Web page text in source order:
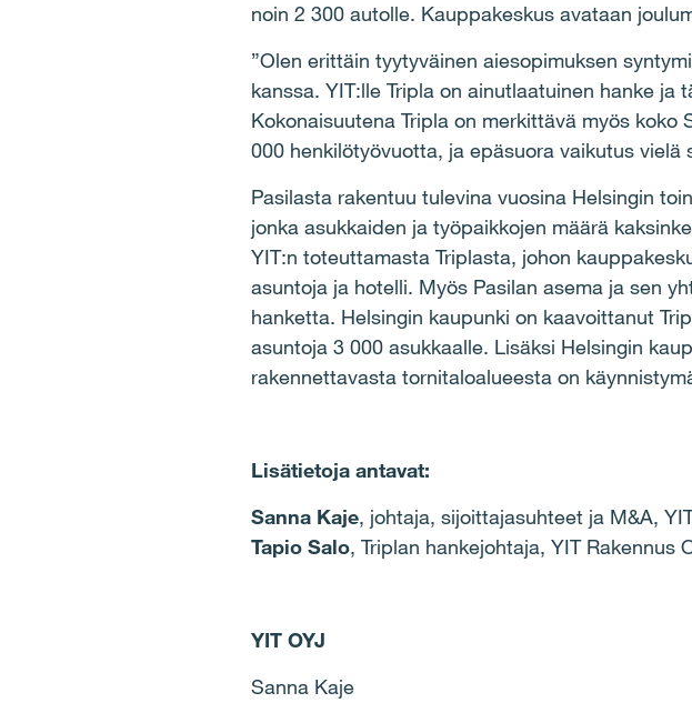
noin 2 300 autolle. Kauppakeskus avataan
”Olen erittäin tyytyväinen aiesopimuksen
kanssa. YIT:lle Tripla on ainutlaatuinen hanke
Kokonaisuutena Tripla on merkittävä myös
000 henkilötyövuotta, ja epäsuora vaikutus vielä
Pasilasta rakentuu tulevina vuosina Helsingin
jonka asukkaiden ja työpaikkojen määrä
YIT:n toteuttamasta Triplasta, johon
asuntoja ja hotelli. Myös Pasilan asema ja sen
hanketta. Helsingin kaupunki on kaavoittanut
asuntoja 3 000 asukkaalle. Lisäksi Helsingin
rakennettavasta tornitaloalueesta on
Lisätietoja antavat:
Sanna Kaje, johtaja, sijoittajasuhteet ja M&A,
Tapio Salo, Triplan hankejohtaja, YIT Rakennus
YIT OYJ
Sanna Kaje